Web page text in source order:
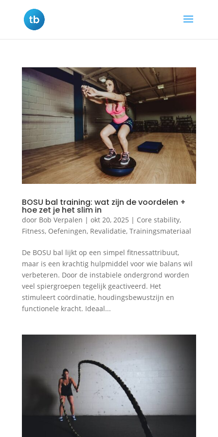
BOSU bal training: wat zijn de voordelen +
hoe zet je het slim in
door Bob Verpalen | okt 20, 2025 | Core stability,
Fitness, Oefeningen, Revalidatie, Trainingsmateriaal
De BOSU bal lijkt op een simpel fitnessattribuut,
maar is een krachtig hulpmiddel voor wie balans wil
verbeteren. Door de instabiele ondergrond worden
veel spiergroepen tegelijk geactiveerd. Het
stimuleert coördinatie, houdingsbewustzijn en
functionele kracht. Ideaal...